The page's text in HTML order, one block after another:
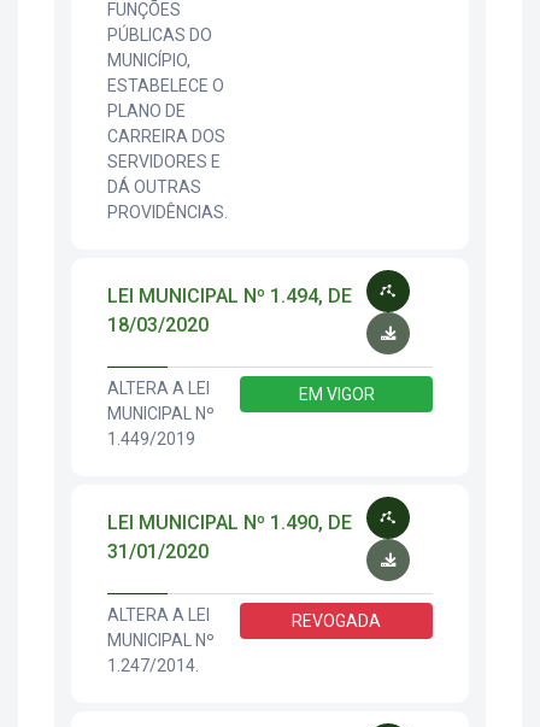
FUNÇÕES
PÚBLICAS DO
MUNICÍPIO,
ESTABELECE O
PLANO DE
CARREIRA DOS
SERVIDORES E
DÁ OUTRAS
PROVIDÊNCIAS.
LEI MUNICIPAL Nº 1.494, DE
18/03/2020
ALTERA A LEI
MUNICIPAL Nº
1.449/2019
EM VIGOR
LEI MUNICIPAL Nº 1.490, DE
31/01/2020
ALTERA A LEI
MUNICIPAL Nº
1.247/2014.
REVOGADA